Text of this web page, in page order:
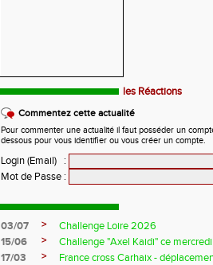
les Réactions
Commentez cette actualité
Pour commenter une actualité il faut posséder un
dessous pour vous identifier ou vous créer un compte.
Login (Email)
:
Mot de Passe :
03/07 >
Challenge Loire 2026
15/06
>
Challenge "Axel Kaidi" ce
17/03
>
France cross Carhaix -